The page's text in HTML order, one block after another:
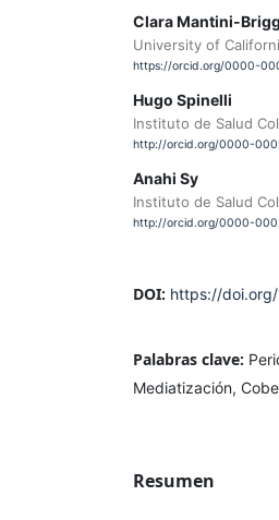
Clara Mantini-
University of
https://orcid.org/0000-
Hugo Spinelli
Instituto de Salud
http://orcid.org/0000-
Anahi Sy
Instituto de Salud
http://orcid.org/0000-
DOI: https://
Palabras clave:
Mediatización,
Resumen